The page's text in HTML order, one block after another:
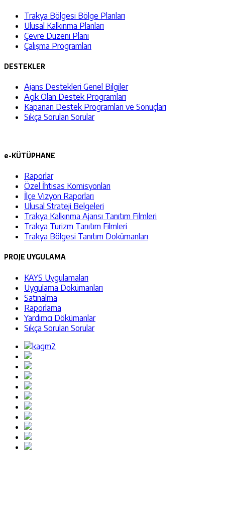
Trakya Bölgesi Bölge Planları
Ulusal Kalkınma Planları
Çevre Düzeni Planı
Çalışma Programları
DESTEKLER
Ajans Destekleri Genel Bilgiler
Açık Olan Destek Programları
Kapanan Destek Programları ve Sonuçları
Sıkça Sorulan Sorular
e-KÜTÜPHANE
Raporlar
Özel İhtisas Komisyonları
İlçe Vizyon Raporları
Ulusal Strateji Belgeleri
Trakya Kalkınma Ajansı Tanıtım Filmleri
Trakya Turizm Tanıtım Filmleri
Trakya Bölgesi Tanıtım Dokümanları
PROJE UYGULAMA
KAYS Uygulamaları
Uygulama Dokümanları
Satınalma
Raporlama
Yardımcı Dökümanlar
Sıkça Sorulan Sorular